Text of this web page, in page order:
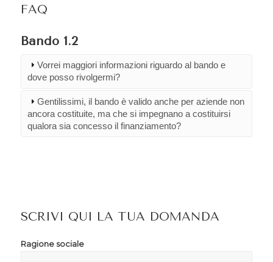
FAQ
Bando 1.2
Vorrei maggiori informazioni riguardo al bando e
dove posso rivolgermi?
Gentilissimi, il bando è valido anche per aziende non
ancora costituite, ma che si impegnano a costituirsi
qualora sia concesso il finanziamento?
SCRIVI QUI LA TUA DOMANDA
Ragione sociale